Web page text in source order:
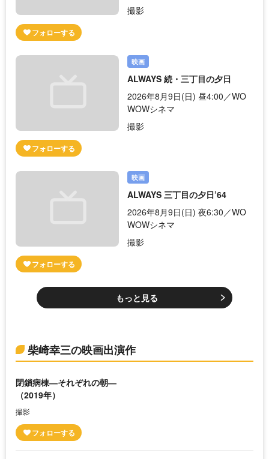
撮影
映画
ALWAYS 続・三丁目の夕日
2026年8月9日(日) 昼4:00／WO
WOWシネマ
撮影
映画
ALWAYS 三丁目の夕日’64
2026年8月9日(日) 夜6:30／WO
WOWシネマ
撮影
もっと見る
柴崎幸三の映画出演作
閉鎖病棟―それぞれの朝―
（2019年）
撮影